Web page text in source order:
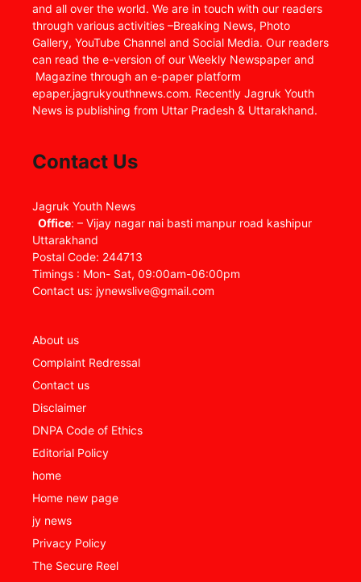
and all over the world. We are in touch with our readers
through various activities –Breaking News, Photo
Gallery, YouTube Channel and Social Media. Our readers
can read the e-version of our Weekly Newspaper and
Magazine through an e-paper platform
epaper.jagrukyouthnews.com. Recently Jagruk Youth
News is publishing from Uttar Pradesh & Uttarakhand.
Contact Us
Jagruk Youth News
Office: – Vijay nagar nai basti manpur road kashipur
Uttarakhand
Postal Code: 244713
Timings : Mon- Sat, 09:00am-06:00pm
Contact us: jynewslive@gmail.com
About us
Complaint Redressal
Contact us
Disclaimer
DNPA Code of Ethics
Editorial Policy
home
Home new page
jy news
Privacy Policy
The Secure Reel